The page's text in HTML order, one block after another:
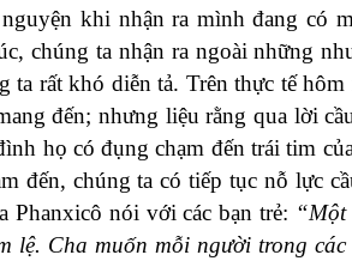
khi nhận ra mình đang có
chúng ta nhận ra ngoài những
ta rất khó diễn tả. Trên thực tế
đến; nhưng liệu rằng qua lời
họ có đụng chạm đến trái tim
đến, chúng ta có tiếp tục nỗ lực
Phanxicô nói với các bạn trẻ: “Một
lệ. Cha muốn mỗi người trong